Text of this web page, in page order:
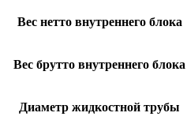
Вес нетто внутреннего блока
Вес брутто внутреннего блока
Диаметр жидкостной трубы